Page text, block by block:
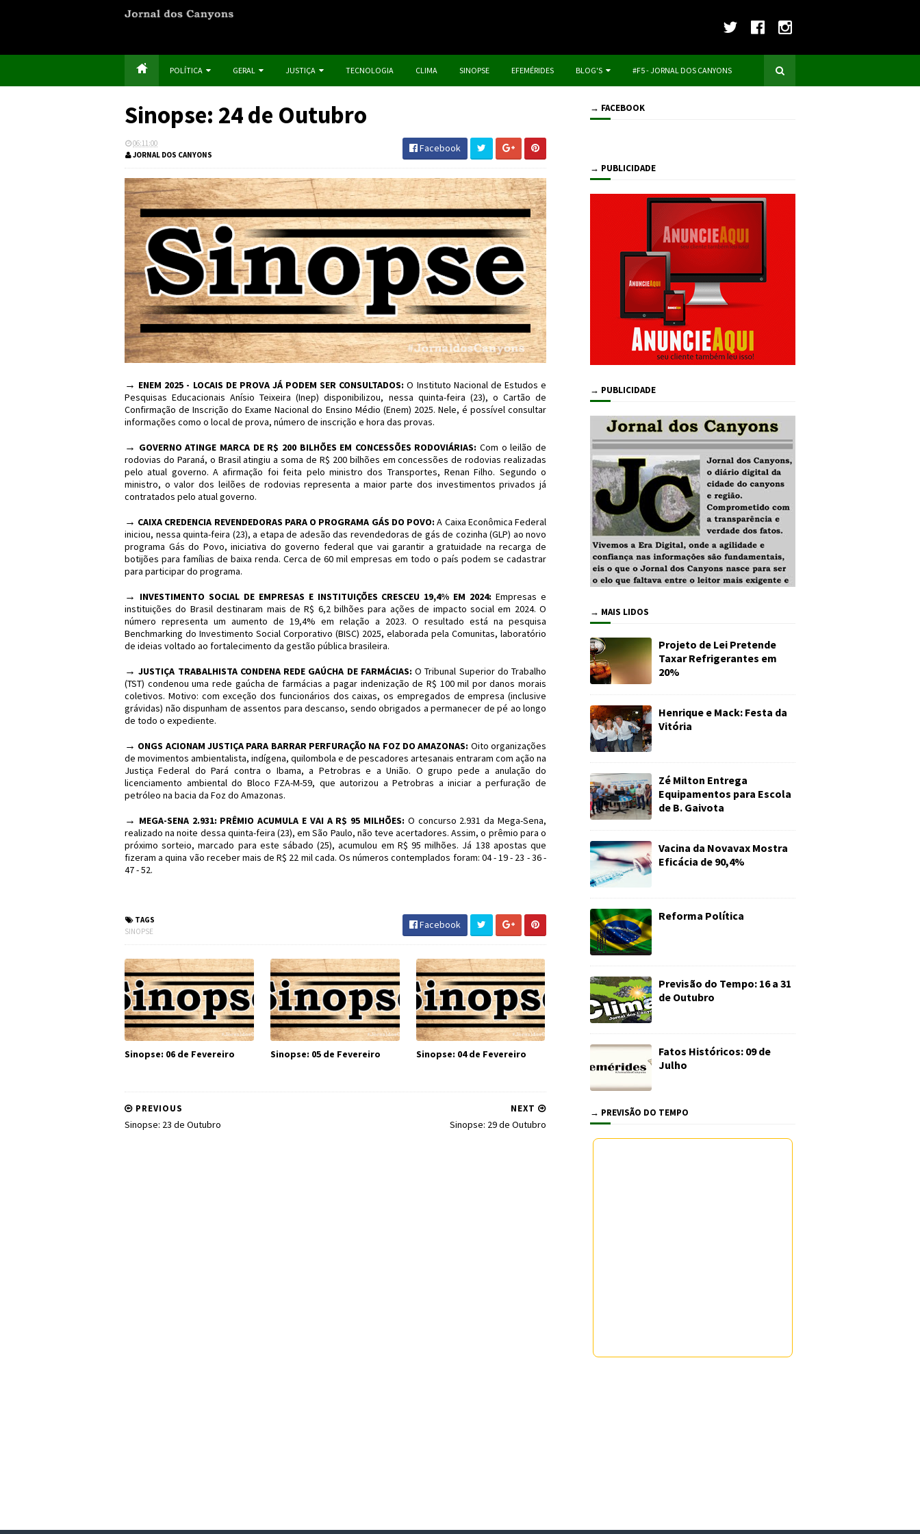
POLÍTICA GERAL JUSTIÇA TECNOLOGIA CLIMA SINOPSE EFEMÉRIDES BLOG'S #F5 - JORNAL DOS CANYONS
Sinopse: 24 de Outubro
06:11:00
JORNAL DOS CANYONS
Facebook
→ ENEM 2025 - LOCAIS DE PROVA JÁ PODEM SER CONSULTADOS: O Instituto Nacional de Estudos e
Pesquisas Educacionais Anísio Teixeira (Inep) disponibilizou, nessa quinta-feira (23), o Cartão de
Confirmação de Inscrição do Exame Nacional do Ensino Médio (Enem) 2025. Nele, é possível consultar
informações como o local de prova, número de inscrição e hora das provas.
→ GOVERNO ATINGE MARCA DE R$ 200 BILHÕES EM CONCESSÕES RODOVIÁRIAS: Com o leilão de
rodovias do Paraná, o Brasil atingiu a soma de R$ 200 bilhões em concessões de rodovias realizadas
pelo atual governo. A afirmação foi feita pelo ministro dos Transportes, Renan Filho. Segundo o
ministro, o valor dos leilões de rodovias representa a maior parte dos investimentos privados já
contratados pelo atual governo.
→ CAIXA CREDENCIA REVENDEDORAS PARA O PROGRAMA GÁS DO POVO: A Caixa Econômica Federal
iniciou, nessa quinta-feira (23), a etapa de adesão das revendedoras de gás de cozinha (GLP) ao novo
programa Gás do Povo, iniciativa do governo federal que vai garantir a gratuidade na recarga de
botijões para famílias de baixa renda. Cerca de 60 mil empresas em todo o país podem se cadastrar
para participar do programa.
→ INVESTIMENTO SOCIAL DE EMPRESAS E INSTITUIÇÕES CRESCEU 19,4% EM 2024: Empresas e
instituições do Brasil destinaram mais de R$ 6,2 bilhões para ações de impacto social em 2024. O
número representa um aumento de 19,4% em relação a 2023. O resultado está na pesquisa
Benchmarking do Investimento Social Corporativo (BISC) 2025, elaborada pela Comunitas, laboratório
de ideias voltado ao fortalecimento da gestão pública brasileira.
→JUSTIÇA TRABALHISTA CONDENA REDE GAÚCHA DE FARMÁCIAS: O Tribunal Superior do Trabalho
(TST) condenou uma rede gaúcha de farmácias a pagar indenização de R$ 100 mil por danos morais
coletivos. Motivo: com exceção dos funcionários dos caixas, os empregados de empresa (inclusive
grávidas) não dispunham de assentos para descanso, sendo obrigados a permanecer de pé ao longo
de todo o expediente.
→ ONGS ACIONAM JUSTIÇA PARA BARRAR PERFURAÇÃO NA FOZ DO AMAZONAS: Oito organizações
de movimentos ambientalista, indígena, quilombola e de pescadores artesanais entraram com ação na
Justiça Federal do Pará contra o Ibama, a Petrobras e a União. O grupo pede a anulação do
licenciamento ambiental do Bloco FZA-M-59, que autorizou a Petrobras a iniciar a perfuração de
petróleo na bacia da Foz do Amazonas.
→ MEGA-SENA 2.931: PRÊMIO ACUMULA E VAI A R$ 95 MILHÕES: O concurso 2.931 da Mega-Sena,
realizado na noite dessa quinta-feira (23), em São Paulo, não teve acertadores. Assim, o prêmio para o
próximo sorteio, marcado para este sábado (25), acumulou em R$ 95 milhões. Já 138 apostas que
fizeram a quina vão receber mais de R$ 22 mil cada. Os números contemplados foram: 04 - 19 - 23 - 36 -
47 - 52.
TAGS
SINOPSE
Facebook
Sinopse: 06 de Fevereiro Sinopse: 05 de Fevereiro Sinopse: 04 de Fevereiro
NEXT
Sinopse: 29 de Outubro
PREVIOUS
Sinopse: 23 de Outubro
→ FACEBOOK
→ PUBLICIDADE
→ PUBLICIDADE
→ MAIS LIDOS
Projeto de Lei Pretende
Taxar Refrigerantes em
20%
Henrique e Mack: Festa da
Vitória
Zé Milton Entrega
Equipamentos para Escola
de B. Gaivota
Vacina da Novavax Mostra
Eficácia de 90,4%
Reforma Política
Previsão do Tempo: 16 a 31
de Outubro
Fatos Históricos: 09 de
Julho
→ PREVISÃO DO TEMPO